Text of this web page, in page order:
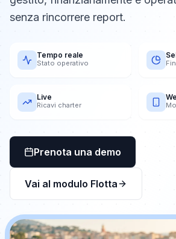
senza rincorrere report.
Tempo reale
Stato operativo
Live
Ricavi charter
Prenota una demo
Vai al modulo Flotta